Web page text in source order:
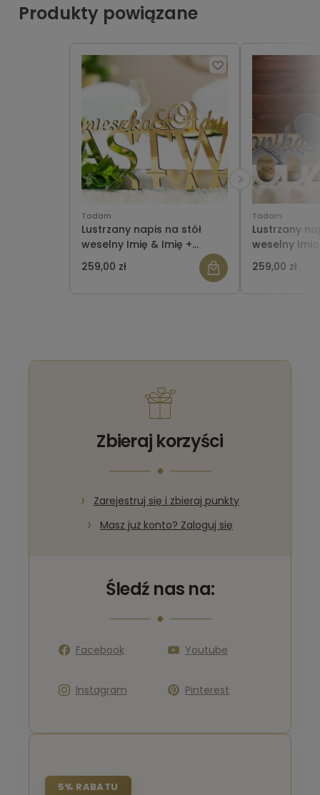
Produkty powiązane
Tadam
Lustrzany napis na stół
weselny Imię & Imię +
NAZWISKO
259,00 zł
Tadam
Lustrzany
weselny
z sercem
259,00 zł
Zbieraj korzyści
Zarejestruj się i zbieraj punkty
Masz już konto? Zaloguj się
Śledź nas na:
Facebook Youtube
Instagram Pinterest
5% RABATU